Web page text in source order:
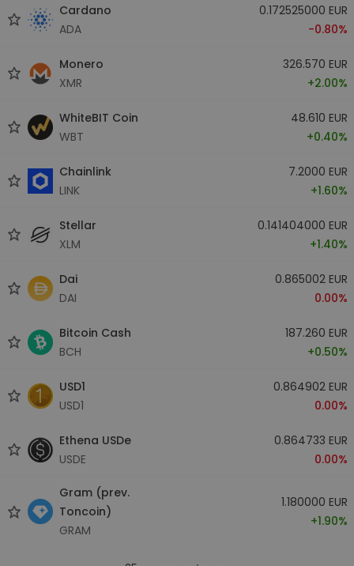
Cardano
ADA
0.172525000 EUR
-0.80%
Monero
XMR
326.570 EUR
+2.00%
WhiteBIT Coin
WBT
48.610 EUR
+0.40%
Chainlink
LINK
7.2000 EUR
+1.60%
Stellar
XLM
0.141404000 EUR
+1.40%
Dai
DAI
0.865002 EUR
0.00%
Bitcoin Cash
BCH
187.260 EUR
+0.50%
USD1
USD1
0.864902 EUR
0.00%
Ethena USDe
USDE
0.864733 EUR
0.00%
Gram (prev.
Toncoin)
GRAM
1.180000 EUR
+1.90%